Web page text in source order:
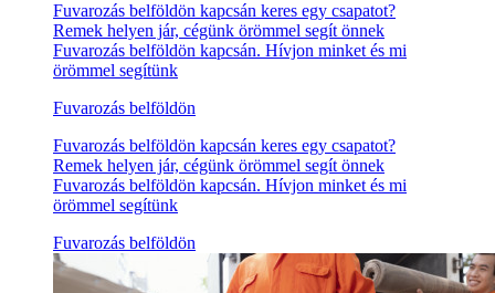
Fuvarozás belföldön kapcsán keres egy csapatot?
Remek helyen jár, cégünk örömmel segít önnek
Fuvarozás belföldön kapcsán. Hívjon minket és mi
örömmel segítünk
Fuvarozás belföldön
Fuvarozás belföldön kapcsán keres egy csapatot?
Remek helyen jár, cégünk örömmel segít önnek
Fuvarozás belföldön kapcsán. Hívjon minket és mi
örömmel segítünk
Fuvarozás belföldön